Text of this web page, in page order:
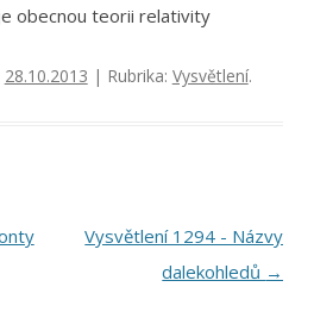
obecnou teorii relativity
28.10.2013 | Rubrika: Vysvětlení.
Vysvětlení 1294 - Názvy
dalekohledů →